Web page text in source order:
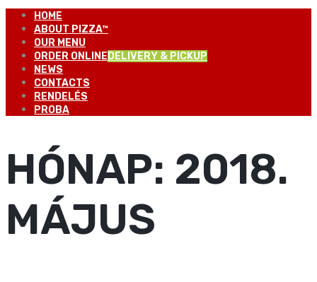
HOME
ABOUT PIZZA™
OUR MENU
ORDER ONLINE DELIVERY & PICKUP
NEWS
CONTACTS
RENDELÉS
PROBA
HÓNAP: 2018.
MÁJUS